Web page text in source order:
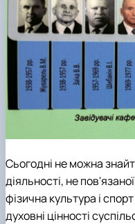
Сьогодні не можна
діяльності, не
фізична культура і
духовні цінності